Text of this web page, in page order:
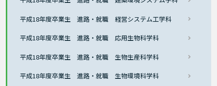
平成18年度卒業生 進路・就職 経営システム工学科
平成18年度卒業生 進路・就職 応用生物科学科
平成18年度卒業生 進路・就職 生物生産科学科
平成18年度卒業生 進路・就職 生物環境科学科